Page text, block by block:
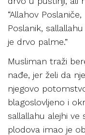
“Allahov
Poslanik,
je drvo palme.”
Musliman traži
nađe, jer želi da
njegovo
blagoslovljeno i
sallallahu alejhi ve
plodova imao je